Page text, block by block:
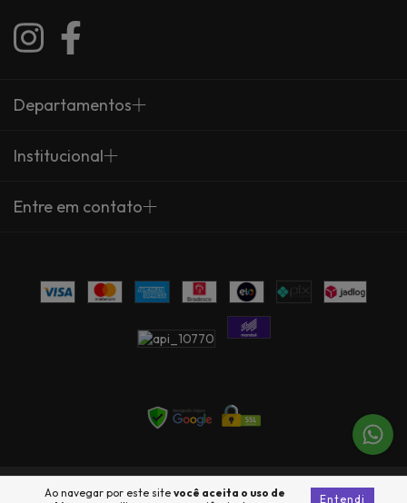
Ao navegar por este site você aceita o uso de
Entendi
Departamentos
Institucional
Entre em contato
Copyright Arte Própria - 23735360000137 - 2026. Todos os direitos